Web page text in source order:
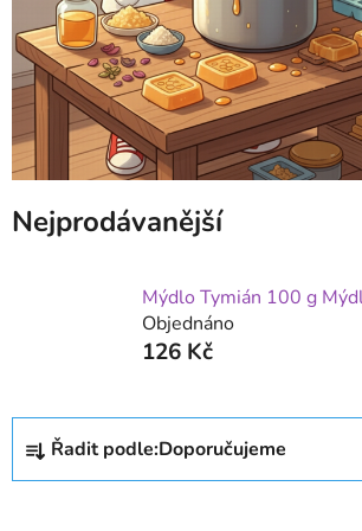
Nejprodávanější
Mýdlo Tymián 100 g
Objednáno
126 Kč
Ř
z
Řadit podle:Doporučujeme